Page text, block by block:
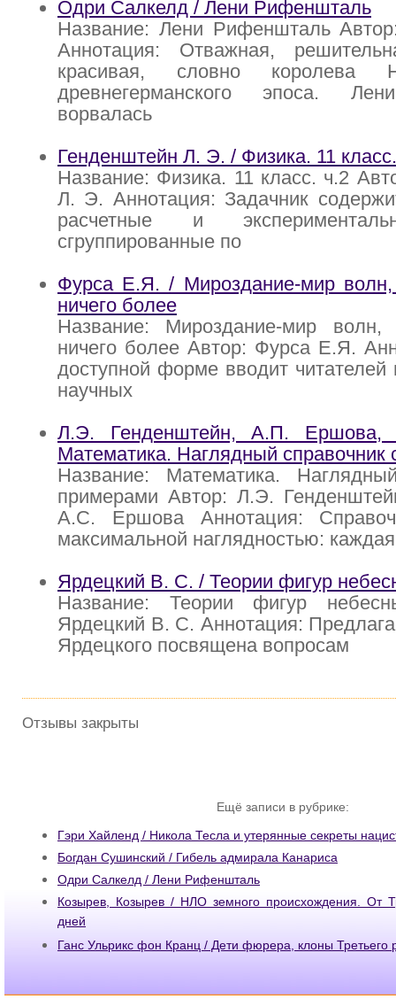
Одри Салкелд / Лени Рифеншталь
Название: Лени Рифеншталь
Аннотация: Отважная,
красивая, словно королева
древнегерманского эпоса.
ворвалась
Генденштейн Л. Э. / Физика. 11
Название: Физика. 11 класс. ч.2
Л. Э. Аннотация: Задачник
расчетные и
сгруппированные по
Фурса Е.Я. / Мироздание-мир
ничего более
Название: Мироздание-мир волн,
ничего более Автор: Фурса Е.Я.
доступной форме вводит читателей
научных
Л.Э. Генденштейн, А.П.
Математика. Наглядный справочник
Название: Математика.
примерами Автор: Л.Э.
А.С. Ершова Аннотация:
максимальной наглядностью: каждая
Ярдецкий В. С. / Теории фигур
Название: Теории фигур
Ярдецкий В. С. Аннотация:
Ярдецкого посвящена вопросам
Отзывы закрыты
Ещё записи в рубрике:
Гэри Хайленд / Никола Тесла и утерянные секреты
Богдан Сушинский / Гибель адмирала Канариса
Одри Салкелд / Лени Рифеншталь
Козырев, Козырев / НЛО земного происхождения. От
дней
Ганс Ульрикс фон Кранц / Дети фюрера, клоны Третьего